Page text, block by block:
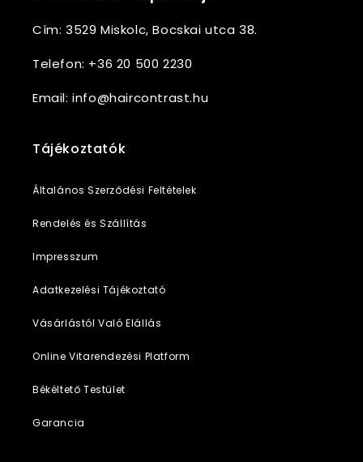
Cím: 3529 Miskolc, Bocskai utca 38.
Telefon: +36 20 500 2230
Email: info@haircontrast.hu
Tájékoztatók
Általános Szerződési Feltételek
Rendelés és Szállítás
Impresszum
Adatkezelési Tájékoztató
Vásárlástól Való Elállás
Online Vitarendezési Platform
Békéltető Testület
Garancia